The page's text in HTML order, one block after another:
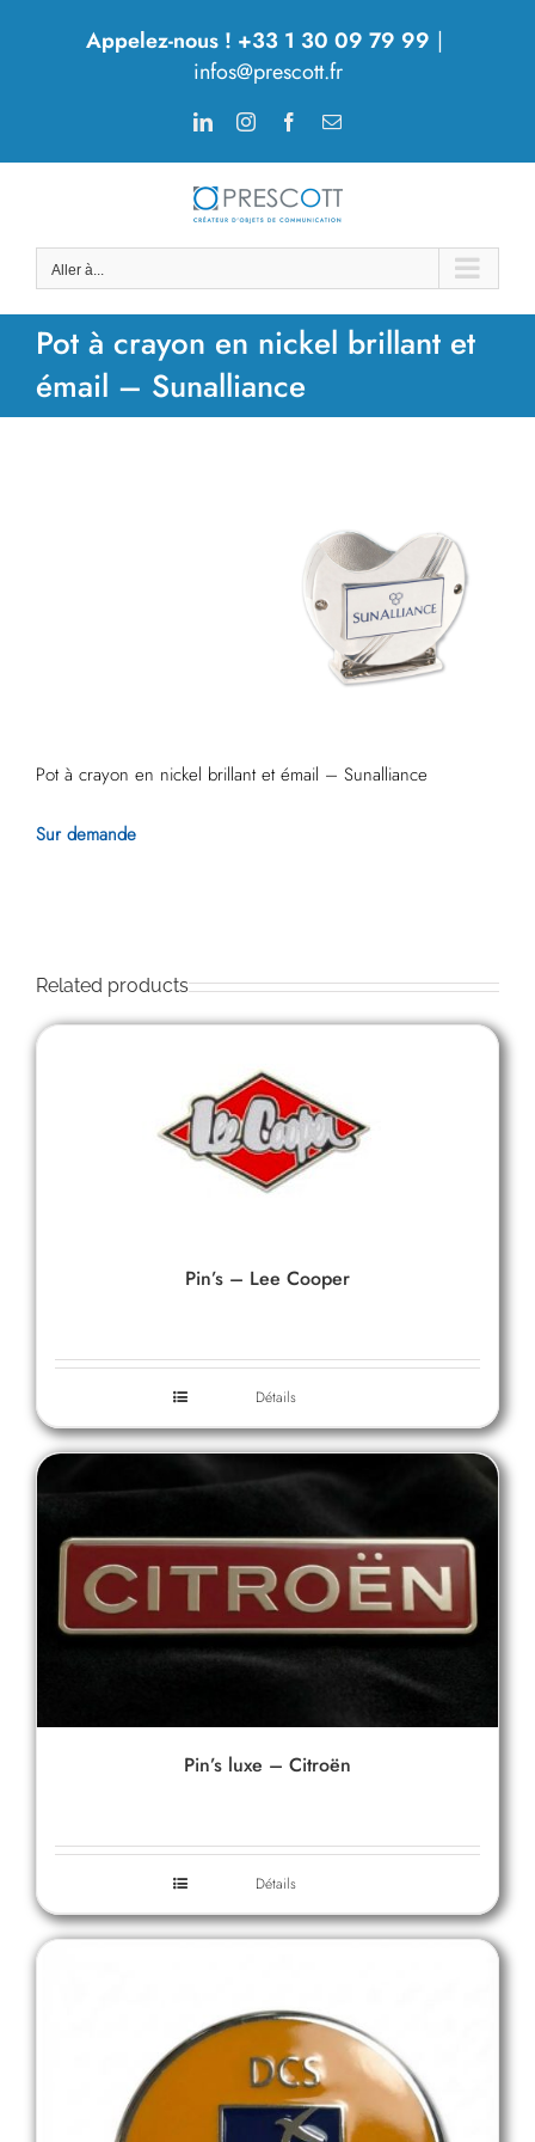
Appelez-nous ! +33 1 30 09 79 99 |
infos@prescott.fr
LinkedInInstagramFacebook
Email
Aller à...
Pot à crayon en nickel brillant et
émail – Sunalliance
Pot à crayon en nickel brillant et émail – Sunalliance
Sur demande
Related products
Pin’s – Lee Cooper
Détails
Pin’s luxe – Citroën
Détails